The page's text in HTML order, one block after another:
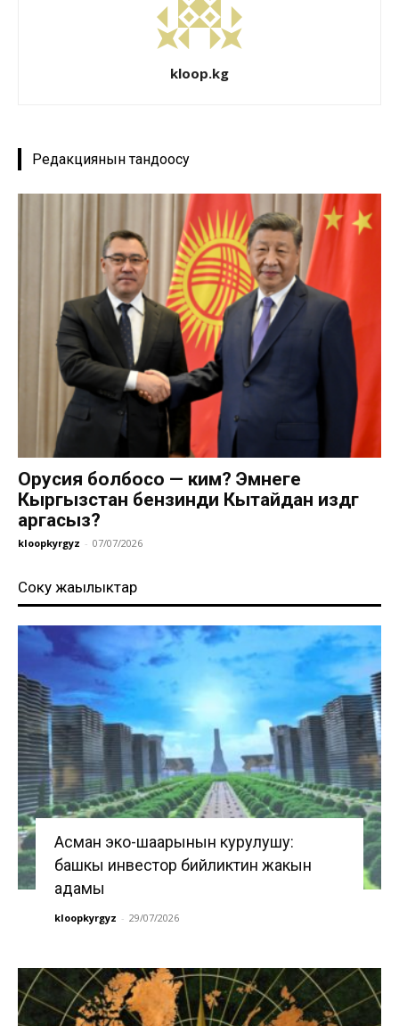
kloop.kg
Редакциянын тандоосу
Орусия болбосо — ким? Эмнеге
Кыргызстан бензинди Кытайдан издөөгө
аргасыз?
kloopkyrgyz - 07/07/2026
Соңку жаңылыктар
Асман эко-шаарынын курулушу:
башкы инвестор бийликтин жакын
адамы
kloopkyrgyz - 29/07/2026